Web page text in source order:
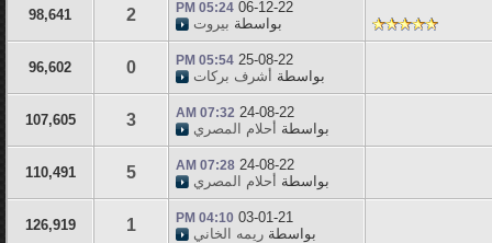
06-12-22
05:24 PM
بواسطة بيروت 2
98,641
25-08-22
05:54 PM
بواسطة أشرف بركات 0
96,602
24-08-22
07:32 AM
بواسطة أحلام المصري 3
107,605
24-08-22
07:28 AM
بواسطة أحلام المصري 5
110,491
03-01-21
04:10 PM
بواسطة ريمه الخاني 1
126,919